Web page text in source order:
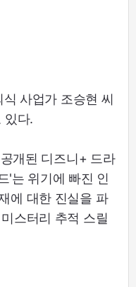
사업가 조승현 씨
있다.
개된 디즈니+ 드라
'는 위기에 빠진 인
에 대한 진실을 파
스터리 추적 스릴